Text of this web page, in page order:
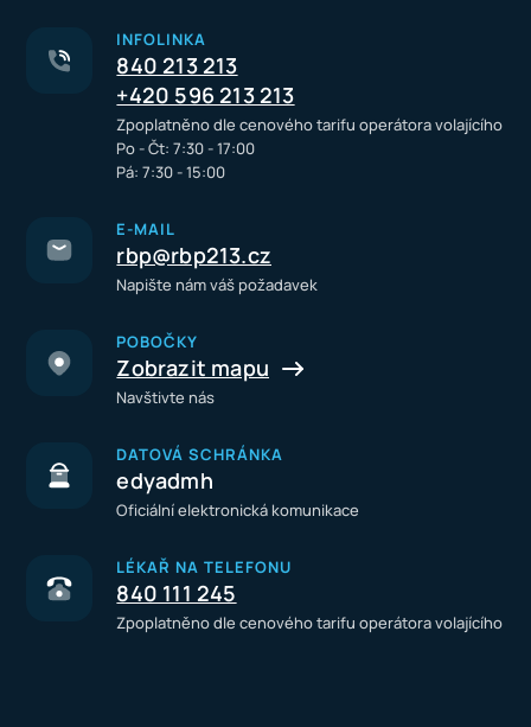
INFOLINKA
840 213 213
+420 596 213 213
Zpoplatněno dle cenového tarifu operátora volajícího
Po - Čt: 7:30 - 17:00
Pá: 7:30 - 15:00
E-MAIL
rbp@rbp213.cz
Napište nám váš požadavek
POBOČKY
Zobrazit mapu
Navštivte nás
DATOVÁ SCHRÁNKA
edyadmh
Oficiální elektronická komunikace
LÉKAŘ NA TELEFONU
840 111 245
Zpoplatněno dle cenového tarifu operátora volajícího